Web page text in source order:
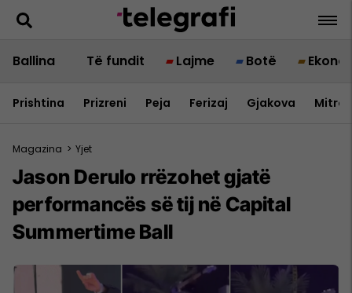
Ballina Të fundit Lajme Botë
Prishtina Prizreni Peja Ferizaj Gjakova
Magazina > Yjet
Jason Derulo rrëzohet gjatë
performancës së tij në Capital
Summertime Ball